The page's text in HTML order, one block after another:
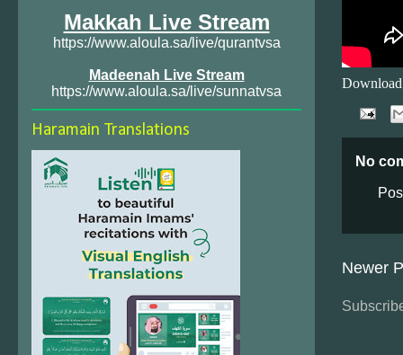
No
Newer
Makkah Live Stream
https://www.aloula.sa/live/qurantvsa
Madeenah Live Stream
https://www.aloula.sa/live/sunnatvsa
Haramain Translations